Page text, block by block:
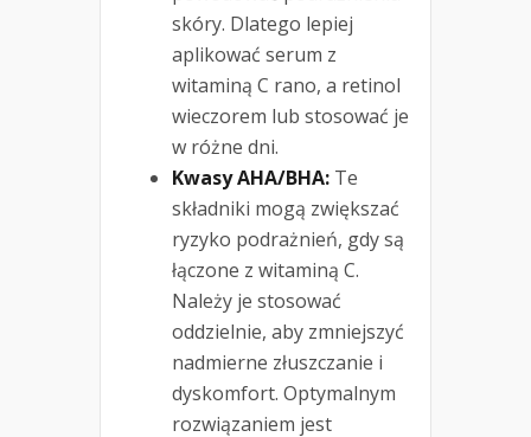
skóry. Dlatego lepiej
aplikować serum z
witaminą C rano, a retinol
wieczorem lub stosować je
w różne dni.
Kwasy AHA/BHA: Te
składniki mogą zwiększać
ryzyko podrażnień, gdy są
łączone z witaminą C.
Należy je stosować
oddzielnie, aby zmniejszyć
nadmierne złuszczanie i
dyskomfort. Optymalnym
rozwiązaniem jest